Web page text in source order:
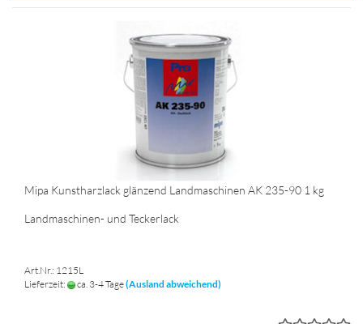
Mipa Kunstharzlack glänzend Landmaschinen AK 235-90 1 kg
Landmaschinen- und Teckerlack
Art.Nr.: 1215L
Lieferzeit:
ca. 3-4 Tage(Ausland abweichend)